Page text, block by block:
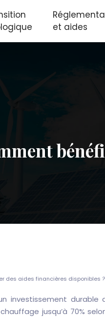
et aides
des aides financières disponibles ?
investissement
jusqu’à 70%